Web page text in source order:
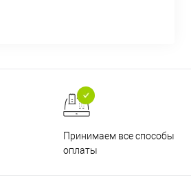
Принимаем все способы
оплаты